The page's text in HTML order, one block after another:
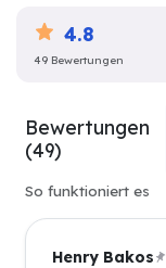
4.8
49 Bewertungen
Bewertungen
(49)
So funktioniert es
Henry Bakos